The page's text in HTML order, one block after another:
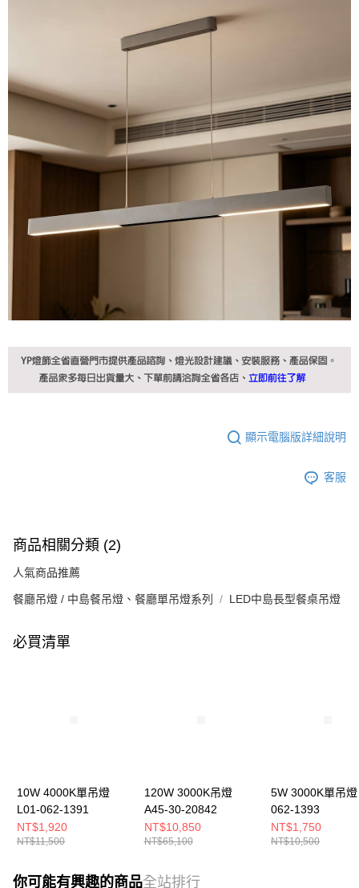
顯示電腦版詳細說明
客服
商品相關分類 (2)
人氣商品推薦
餐廳吊燈 / 中島餐吊燈、餐廳單吊燈系列 LED中島長型餐桌吊燈
必買清單
10W 4000K單吊燈
L01-062-1391
NT$1,920
NT$11,500
120W 3000K吊燈
A45-30-20842
NT$10,850
NT$65,100
5W 3000K單吊
062-1393
NT$1,750
NT$10,500
你可能有興趣的商品全站排行